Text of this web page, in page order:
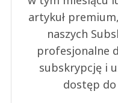
artykuł
naszych
profesjonalne
subskrypcję i
dostęp